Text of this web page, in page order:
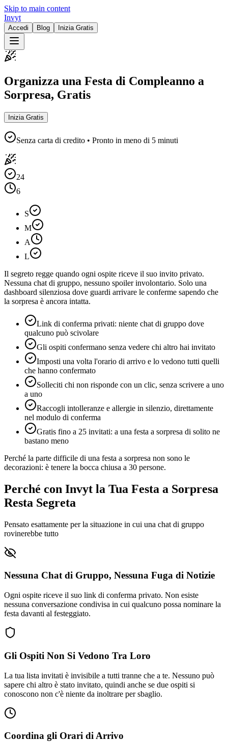
Skip to main content
Invyt
Accedi Blog Inizia Gratis
Organizza una Festa di Compleanno a
Sorpresa, Gratis
Inizia Gratis
Senza carta di credito • Pronto in meno di 5 minuti
24
6
S
M
A
L
Il segreto regge quando ogni ospite riceve il suo invito privato.
Nessuna chat di gruppo, nessuno spoiler involontario. Solo una
dashboard silenziosa dove guardi arrivare le conferme sapendo che
la sorpresa è ancora intatta.
Link di conferma privati: niente chat di gruppo dove
qualcuno può scivolare
Gli ospiti confermano senza vedere chi altro hai invitato
Imposti una volta l'orario di arrivo e lo vedono tutti quelli
che hanno confermato
Solleciti chi non risponde con un clic, senza scrivere a uno
a uno
Raccogli intolleranze e allergie in silenzio, direttamente
nel modulo di conferma
Gratis fino a 25 invitati: a una festa a sorpresa di solito ne
bastano meno
Perché la parte difficile di una festa a sorpresa non sono le
decorazioni: è tenere la bocca chiusa a 30 persone.
Perché con Invyt la Tua Festa a Sorpresa
Resta Segreta
Pensato esattamente per la situazione in cui una chat di gruppo
rovinerebbe tutto
Nessuna Chat di Gruppo, Nessuna Fuga di Notizie
Ogni ospite riceve il suo link di conferma privato. Non esiste
nessuna conversazione condivisa in cui qualcuno possa nominare la
festa davanti al festeggiato.
Gli Ospiti Non Si Vedono Tra Loro
La tua lista invitati è invisibile a tutti tranne che a te. Nessuno può
sapere chi altro è stato invitato, quindi anche se due ospiti si
conoscono non c'è niente da inoltrare per sbaglio.
Coordina gli Orari di Arrivo